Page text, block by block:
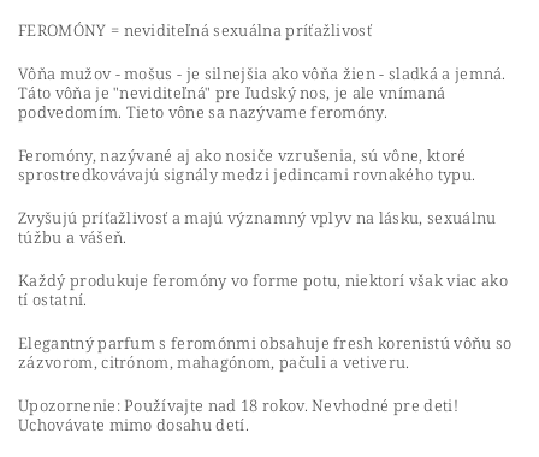
FEROMÓNY = neviditeľná sexuálna príťažlivosť
Vôňa mužov - mošus - je silnejšia ako vôňa žien - sladká a jemná.
Táto vôňa je "neviditeľná" pre ľudský nos, je ale vnímaná
podvedomím. Tieto vône sa nazývame feromóny.
Feromóny, nazývané aj ako nosiče vzrušenia, sú vône, ktoré
sprostredkovávajú signály medzi jedincami rovnakého typu.
Zvyšujú príťažlivosť a majú významný vplyv na lásku, sexuálnu
túžbu a vášeň.
Každý produkuje feromóny vo forme potu, niektorí však viac ako
tí ostatní.
Elegantný parfum s feromónmi obsahuje fresh korenistú vôňu so
zázvorom, citrónom, mahagónom, pačuli a vetiveru.
Upozornenie: Používajte nad 18 rokov. Nevhodné pre deti!
Uchovávate mimo dosahu detí.